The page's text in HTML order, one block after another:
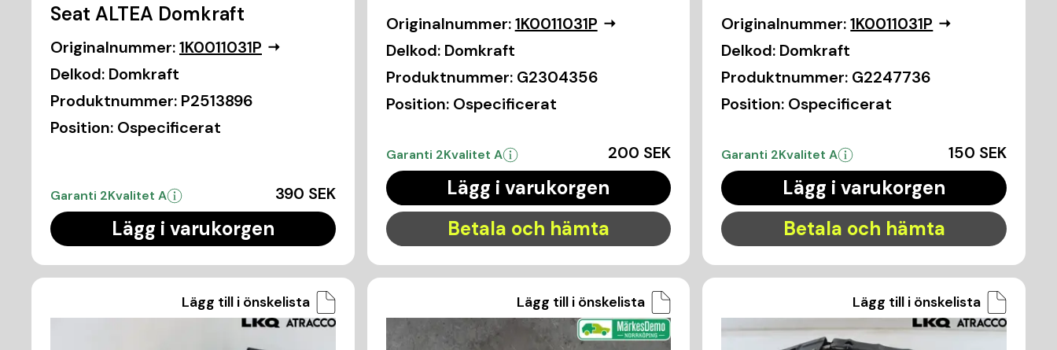
Seat ALTEA Domkraft
Originalnummer:1K0011031P
Delkod: Domkraft
Produktnummer: P2513896
Position: Ospecificerat
Garanti 2Kvalitet A 390 SEK
Lägg i varukorgen
Originalnummer: 1K0011031P
Delkod: Domkraft
Produktnummer: G2304356
Position: Ospecificerat
Garanti 2Kvalitet A 200 SEK
Lägg i varukorgen
Betala och hämta
Originalnummer: 1K0011031P
Delkod: Domkraft
Produktnummer: G2247736
Position: Ospecificerat
Garanti 2Kvalitet A 150 SEK
Lägg i varukorgen
Betala och hämta
Lägg till i önskelista Lägg till i önskelista Lägg till i önskelista